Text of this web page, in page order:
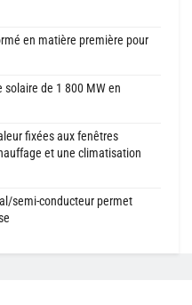
en matière première pour
solaire de 1 800 MW en
fixées aux fenêtres
et une climatisation
semi-conducteur permet